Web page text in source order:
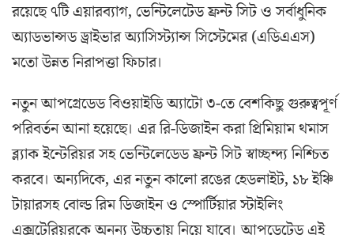
রয়েছে ৭টি এয়ারব্যাগ, ভেন্টিলেটেড ফ্রন্ট সিট ও সর্বাধুনিক
অ্যাডভান্সড ড্রাইভার অ্যাসিস্ট্যান্স সিস্টেমের (এডিএএস)
মতো উন্নত নিরাপত্তা ফিচার।
নতুন আপগ্রেডেড বিওয়াইডি অ্যাটো ৩-তে বেশকিছু গুরুত্বপূর্ণ
পরিবর্তন আনা হয়েছে। এর রি-ডিজাইন করা প্রিমিয়াম থমাস
ব্ল্যাক ইন্টেরিয়র সহ ভেন্টিলেডেড ফ্রন্ট সিট স্বাচ্ছন্দ্য নিশ্চিত
করবে। অন্যদিকে, এর নতুন কালো রঙের হেডলাইট, ১৮ ইঞ্চি
টায়ারসহ বোল্ড রিম ডিজাইন ও স্পোর্টিয়ার স্টাইলিং